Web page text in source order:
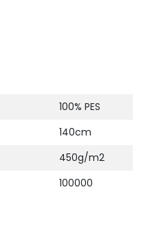
100% PES
140cm
450g/m2
100000